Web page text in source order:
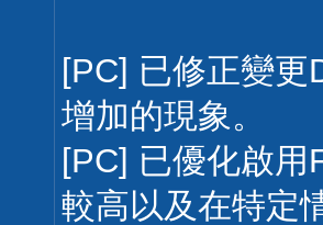
[PC] 已修正變
增加的現象。
[PC] 已優化啟用
較高以及在特定